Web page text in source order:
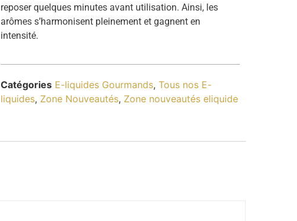
reposer quelques minutes avant utilisation. Ainsi, les
arômes s’harmonisent pleinement et gagnent en
intensité.
Catégories E-liquides Gourmands,Tous nos E-
liquides, Zone Nouveautés, Zone nouveautés eliquide